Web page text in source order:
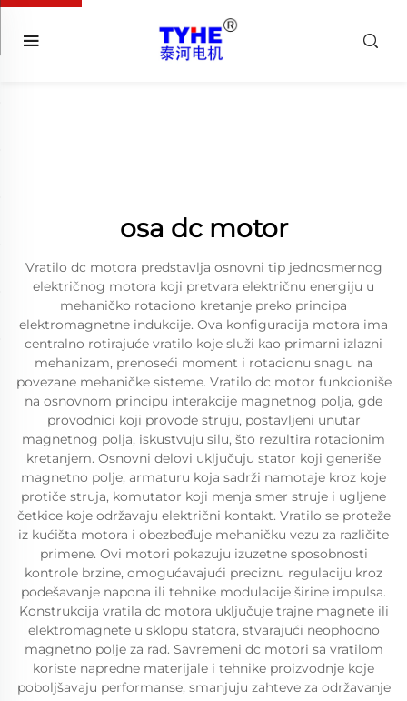
osa dc motor
Vratilo dc motora predstavlja osnovni tip jednosmernog
električnog motora koji pretvara električnu energiju u
mehaničko rotaciono kretanje preko principa
elektromagnetne indukcije. Ova konfiguracija motora ima
centralno rotirajuće vratilo koje služi kao primarni izlazni
mehanizam, prenoseći moment i rotacionu snagu na
povezane mehaničke sisteme. Vratilo dc motor funkcioniše
na osnovnom principu interakcije magnetnog polja, gde
provodnici koji provode struju, postavljeni unutar
magnetnog polja, iskustvuju silu, što rezultira rotacionim
kretanjem. Osnovni delovi uključuju stator koji generiše
magnetno polje, armaturu koja sadrži namotaje kroz koje
protiče struja, komutator koji menja smer struje i ugljene
četkice koje održavaju električni kontakt. Vratilo se proteže
iz kućišta motora i obezbeđuje mehaničku vezu za različite
primene. Ovi motori pokazuju izuzetne sposobnosti
kontrole brzine, omogućavajući preciznu regulaciju kroz
podešavanje napona ili tehnike modulacije širine impulsa.
Konstrukcija vratila dc motora uključuje trajne magnete ili
elektromagnete u sklopu statora, stvarajući neophodno
magnetno polje za rad. Savremeni dc motori sa vratilom
koriste napredne materijale i tehnike proizvodnje koje
poboljšavaju performanse, smanjuju zahteve za održavanje